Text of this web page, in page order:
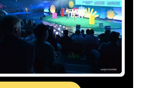
logistique : vous
à chaque étape, sans perte